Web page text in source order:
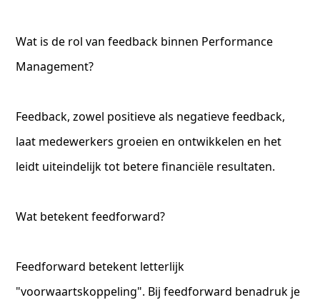
Wat is de rol van feedback binnen Performance
Management?
Feedback, zowel positieve als negatieve feedback,
laat medewerkers groeien en ontwikkelen en het
leidt uiteindelijk tot betere financiële resultaten.
Wat betekent feedforward?
Feedforward betekent letterlijk
"voorwaartskoppeling". Bij feedforward benadruk je